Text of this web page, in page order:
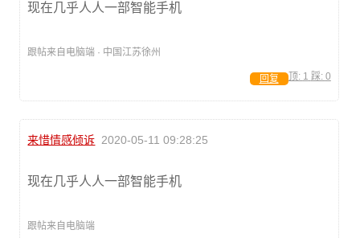
现在几乎人人一部智能手机
跟帖来自电脑端 · 中国江苏徐州
顶: 1 踩: 0
回复
来惜情感倾诉 2020-05-11 09:28:25
现在几乎人人一部智能手机
跟帖来自电脑端